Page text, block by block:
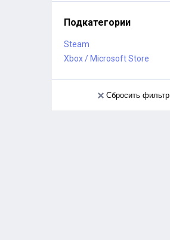
Подкатегории
Steam
Xbox / Microsoft Store
Сбросить фильтр